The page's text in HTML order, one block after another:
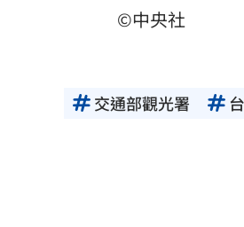
©中央社
交通部觀光署